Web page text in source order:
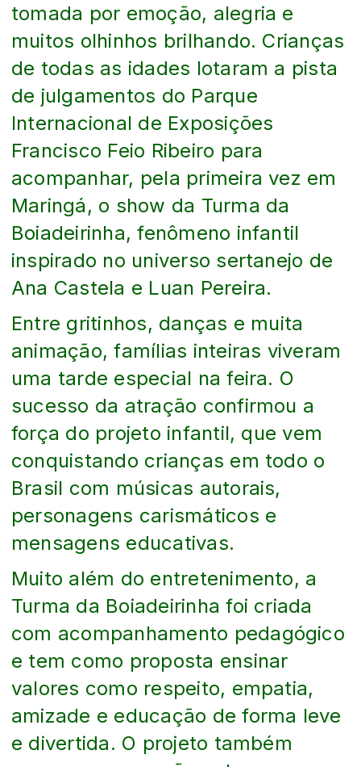
tomada por emoção, alegria e
muitos olhinhos brilhando. Crianças
de todas as idades lotaram a pista
de julgamentos do Parque
Internacional de Exposições
Francisco Feio Ribeiro para
acompanhar, pela primeira vez em
Maringá, o show da Turma da
Boiadeirinha, fenômeno infantil
inspirado no universo sertanejo de
Ana Castela e Luan Pereira.
Entre gritinhos, danças e muita
animação, famílias inteiras viveram
uma tarde especial na feira. O
sucesso da atração confirmou a
força do projeto infantil, que vem
conquistando crianças em todo o
Brasil com músicas autorais,
personagens carismáticos e
mensagens educativas.
Muito além do entretenimento, a
Turma da Boiadeirinha foi criada
com acompanhamento pedagógico
e tem como proposta ensinar
valores como respeito, empatia,
amizade e educação de forma leve
e divertida. O projeto também